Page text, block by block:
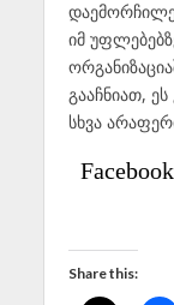
იმ
გააჩნიათ,
სხვა
Share this: